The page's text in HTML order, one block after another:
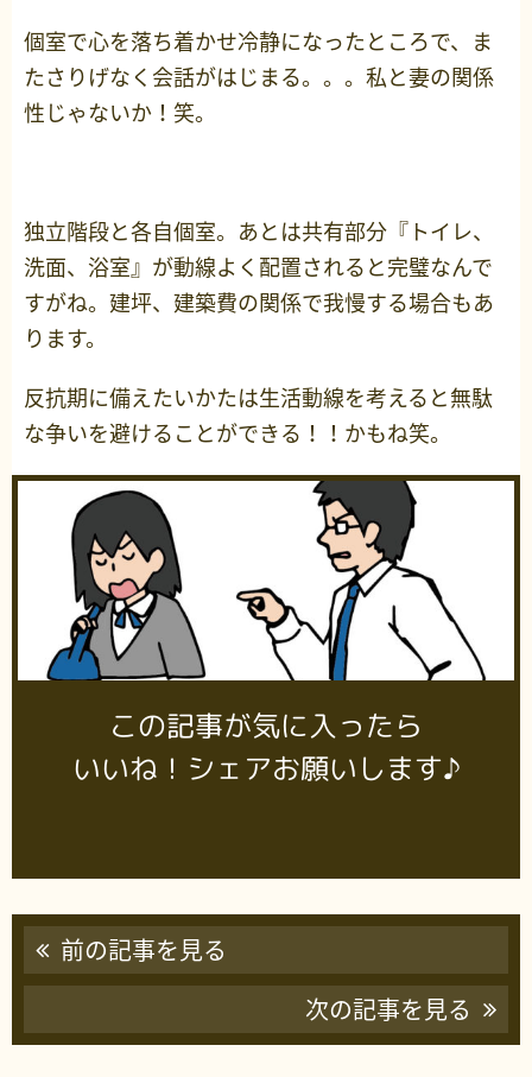
個室で心を落ち着かせ冷静になったところで、ま
たさりげなく会話がはじまる。。。私と妻の関係
性じゃないか！笑。
独立階段と各自個室。あとは共有部分『トイレ、
洗面、浴室』が動線よく配置されると完璧なんで
すがね。建坪、建築費の関係で我慢する場合もあ
ります。
反抗期に備えたいかたは生活動線を考えると無駄
な争いを避けることができる！！かもね笑。
この記事が気に入ったら
いいね！シェアお願いします♪
前の記事を見る
次の記事を見る